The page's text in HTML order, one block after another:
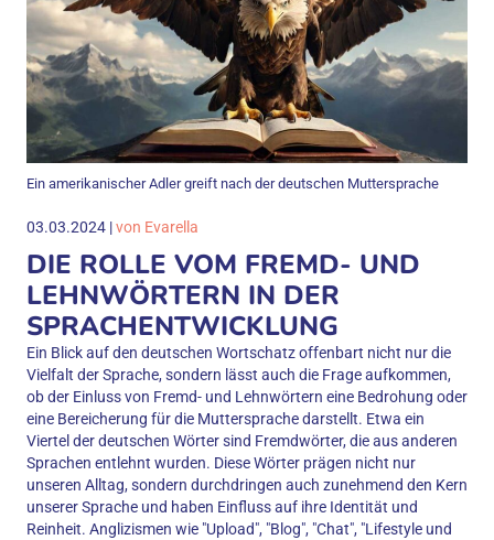
Ein amerikanischer Adler greift nach der deutschen Muttersprache
03.03.2024 |von Evarella
DIE ROLLE VOM FREMD- UND
LEHNWÖRTERN IN DER
SPRACHENTWICKLUNG
Ein Blick auf den deutschen Wortschatz offenbart nicht nur die
Vielfalt der Sprache, sondern lässt auch die Frage aufkommen,
ob der Einluss von Fremd- und Lehnwörtern eine Bedrohung oder
eine Bereicherung für die Muttersprache darstellt. Etwa ein
Viertel der deutschen Wörter sind Fremdwörter, die aus anderen
Sprachen entlehnt wurden. Diese Wörter prägen nicht nur
unseren Alltag, sondern durchdringen auch zunehmend den Kern
unserer Sprache und haben Einfluss auf ihre Identität und
Reinheit. Anglizismen wie "Upload", "Blog", "Chat", "Lifestyle und